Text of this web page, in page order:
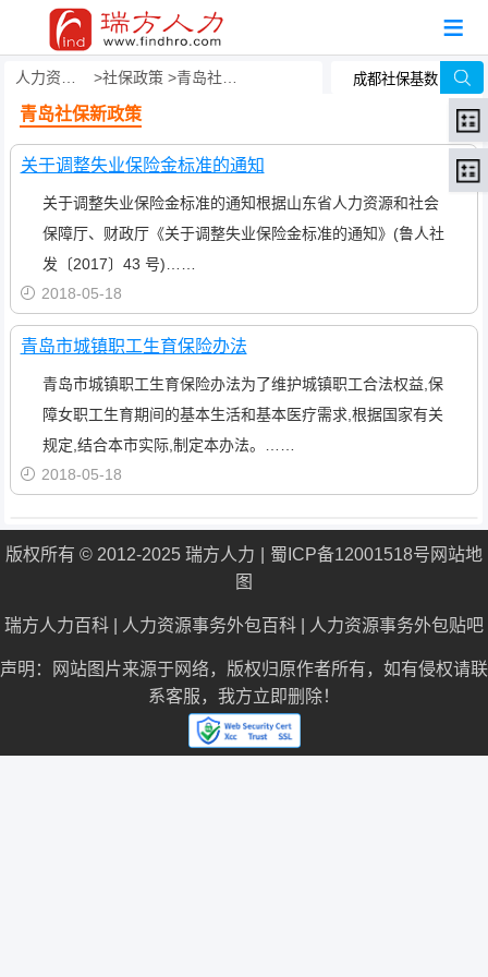
社保政策 青岛社保新政策
青岛社保新政策
关于调整失业保险金标准的通知
关于调整失业保险金标准的通知根据山东省人力资源和社会
保障厅、财政厅《关于调整失业保险金标准的通知》(鲁人社
发〔2017〕43 号)……
2018-05-18
青岛市城镇职工生育保险办法
青岛市城镇职工生育保险办法为了维护城镇职工合法权益,保
障女职工生育期间的基本生活和基本医疗需求,根据国家有关
规定,结合本市实际,制定本办法。……
2018-05-18
版权所有 © 2012-2025 瑞方人力 蜀ICP备12001518号 网站地
图
瑞方人力百科 人力资源事务外包百科 人力资源事务外包贴吧
声明：网站图片来源于网络，版权归原作者所有，如有侵权请联
系客服，我方立即删除！